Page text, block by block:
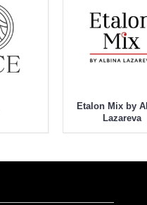
Etalon Mix by
Lazareva